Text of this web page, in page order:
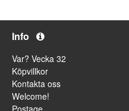
Info
Var? Vecka 32
Köpvillkor
Kontakta oss
Welcome!
Postage